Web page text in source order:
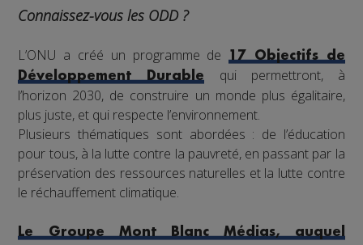
Connaissez-vous les ODD ?
L’ONU a créé un programme de17 Objectifs de
Développement Durable
qui permettront, à
l’horizon 2030, de construire un monde plus égalitaire,
plus juste, et qui respecte l’environnement.
Plusieurs thématiques sont abordées : de l’éducation
pour tous, à la lutte contre la pauvreté, en passant par la
préservation des ressources naturelles et la lutte contre
le réchauffement climatique.
Le Groupe Mont Blanc Médias, auquel